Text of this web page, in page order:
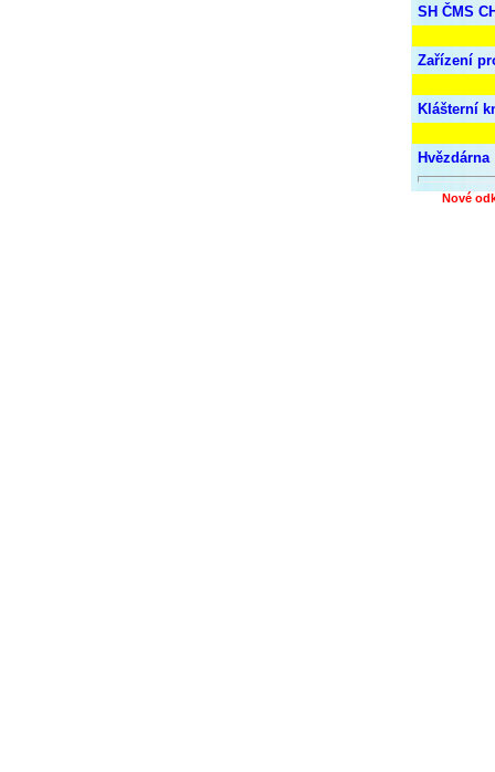
SH ČMS
Zařízení
Klášterní
Hvězdárna
Nové